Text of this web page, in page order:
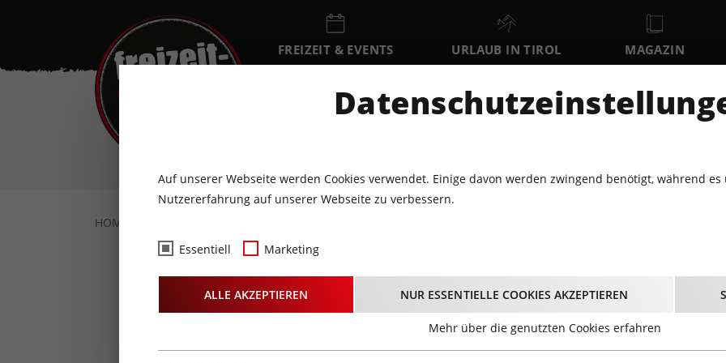
FREIZEIT & EVENTS URLAUB IN TIROL MAGAZIN
EVENTKALENDER
SO MO DI 12
HOME
Fotos- John Dawa live@Hard
Innsbruck
Auf unserer Webseite werden Cookies verwendet. Einige davon werden zwingend benötigt, während
Nutzererfahrung auf unserer Webseite zu verbessern.
Essentiell Marketing
ALLE AKZEPTIEREN NUR ESSENTIELLE COOKIES AKZEPTIEREN
Mehr über die genutzten Cookies erfahren